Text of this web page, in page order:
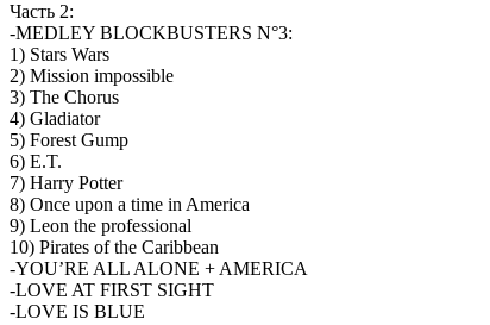
Часть 2:
-MEDLEY BLOCKBUSTERS N°3:
1) Stars Wars
2) Mission impossible
3) The Chorus
4) Gladiator
5) Forest Gump
6) E.T.
7) Harry Potter
8) Once upon a time in America
9) Leon the professional
10) Pirates of the Caribbean
-YOU’RE ALL ALONE + AMERICA
-LOVE AT FIRST SIGHT
-LOVE IS BLUE